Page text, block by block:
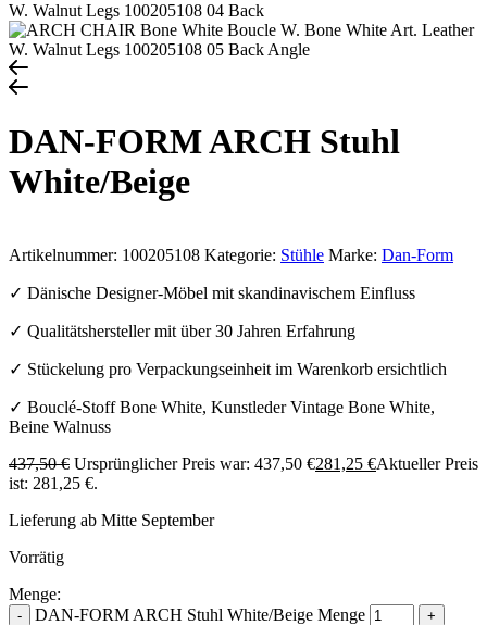
DAN-FORM ARCH Stuhl
White/Beige
Artikelnummer: 100205108 Kategorie: Stühle Marke: Dan-Form
✓ Dänische Designer-Möbel mit skandinavischem Einfluss
✓ Qualitätshersteller mit über 30 Jahren Erfahrung
✓ Stückelung pro Verpackungseinheit im Warenkorb ersichtlich
✓ Bouclé-Stoff Bone White, Kunstleder Vintage Bone White,
Beine Walnuss
437,50€ Ursprünglicher Preis war: 437,50 €281,25 €Aktueller Preis
ist: 281,25 €.
Lieferung ab Mitte September
Vorrätig
Menge:
- DAN-FORM ARCH Stuhl White/Beige Menge
+